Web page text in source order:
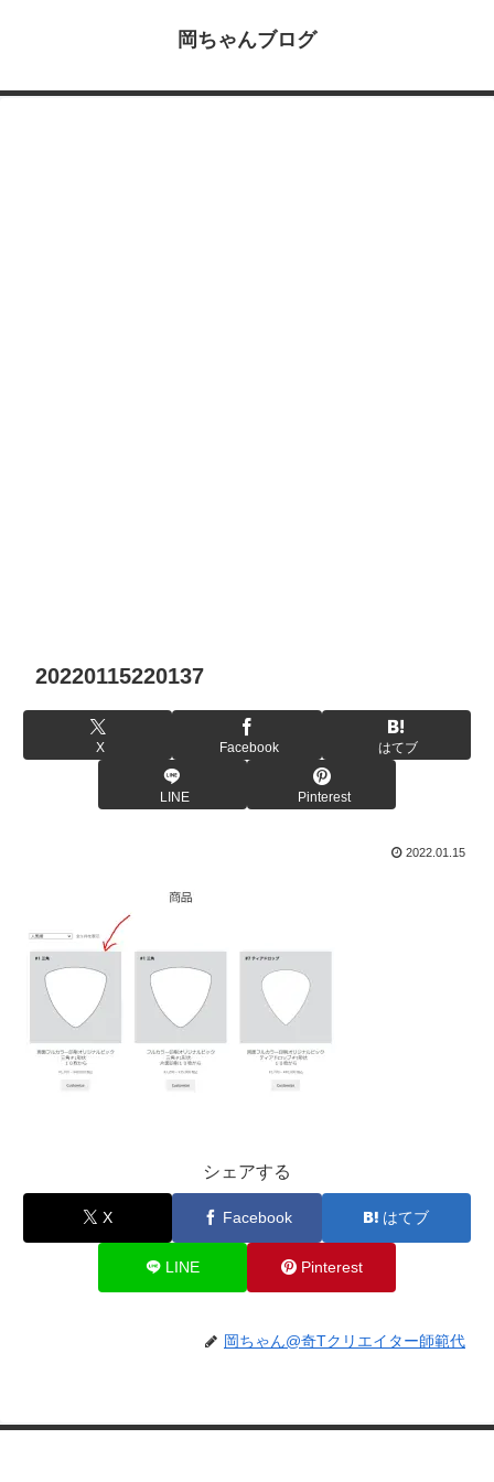
岡ちゃんブログ
20220115220137
X Facebook はてブ
LINE Pinterest
2022.01.15
シェアする
X Facebook はてブ
LINE Pinterest
岡ちゃん@奇Tクリエイター師範代